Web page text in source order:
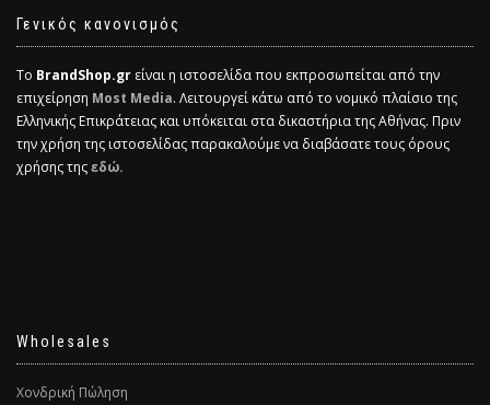
Γενικός κανονισμός
Το BrandShop.gr είναι η ιστοσελίδα που εκπροσωπείται από την
επιχείρηση Most Media. Λειτουργεί κάτω από το νομικό πλαίσιο της
Ελληνικής Επικράτειας και υπόκειται στα δικαστήρια της Αθήνας. Πριν
την χρήση της ιστοσελίδας παρακαλούμε να διαβάσατε τους όρους
χρήσης τηςεδώ.
Wholesales
Χονδρική Πώληση